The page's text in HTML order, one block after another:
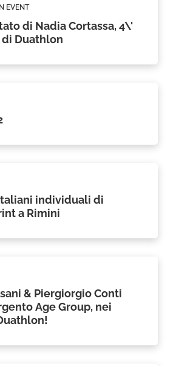
EVENT
di Nadia Cortassa, 4\'
Duathlon
individuali di
a Rimini
& Piergiorgio Conti
Age Group, nei